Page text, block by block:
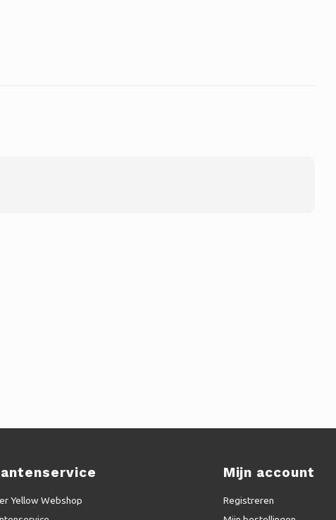
Yellow Webshop
Mijn account
Registreren